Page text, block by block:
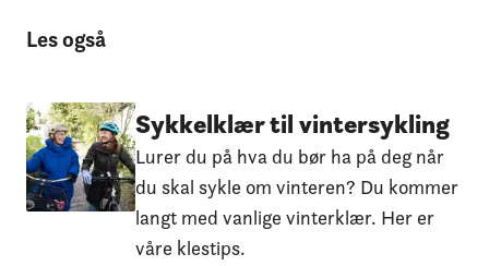
Les også
Sykkelklær til vintersykling
Lurer du på hva du bør ha på deg når
du skal sykle om vinteren? Du kommer
langt med vanlige vinterklær. Her er
våre klestips.